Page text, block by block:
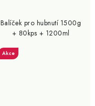
Balíček pro hubnutí 1500g
+ 80kps + 1200ml
Akce